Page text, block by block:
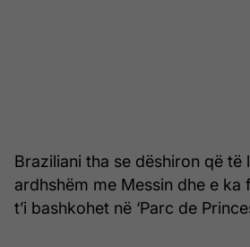
Braziliani tha se dëshiron që të
ardhshëm me Messin dhe e ka
t’i bashkohet në ‘Parc de